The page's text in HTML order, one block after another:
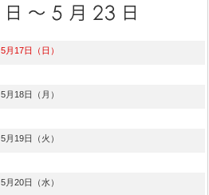
5月17日（日）
5月18日（月）
5月19日（火）
5月20日（水）